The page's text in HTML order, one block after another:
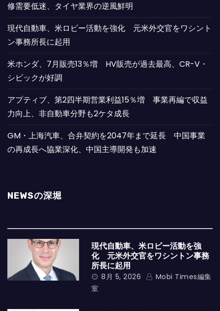
修需要低迷、タイヤ業界の逆風鮮明
現代自動車、米ロビー活動を強化 元米外交官をワシント
ン事務所長に起用
米ホンダ、7月販売13％増 HV販売が過去最高、CR-V・
シビックが好調
アプティブ、第2四半期営業利益15％増 事業再編で収益
力向上、非自動車分野も2ケタ成長
GM・上海汽車、合弁契約を2047年まで延長 中国事業
の再成長へ協業深化、中国主導開発も加速
NEWSの深堀
現代自動車、米ロビー活動を強
化 元米外交官をワシントン事務
所長に起用
8月 5, 2026
Mobi Times編集
室